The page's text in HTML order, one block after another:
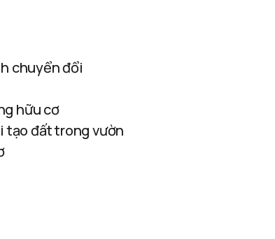
chuyển đổi
hữu cơ
tạo đất trong vườn